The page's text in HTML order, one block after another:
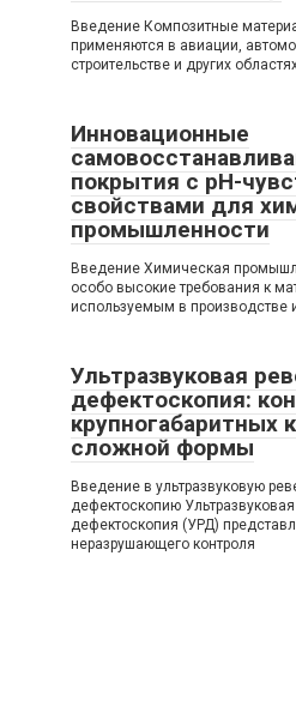
Введение Композитные
применяются в авиации,
строительстве и других
Инновационные
покрытия с pH-
свойствами для
промышленности
Введение Химическая
особо высокие требования к
используемым в производстве
Ультразвуковая
дефектоскопия:
крупногабаритных
сложной формы
Введение в ультразвуковую
дефектоскопию
дефектоскопия (УРД)
неразрушающего контроля